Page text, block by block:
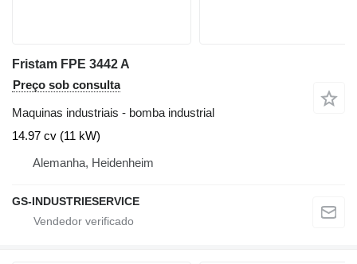
Fristam FPE 3442 A
Preço sob consulta
Maquinas industriais - bomba industrial
14.97 cv (11 kW)
Alemanha, Heidenheim
GS-INDUSTRIESERVICE